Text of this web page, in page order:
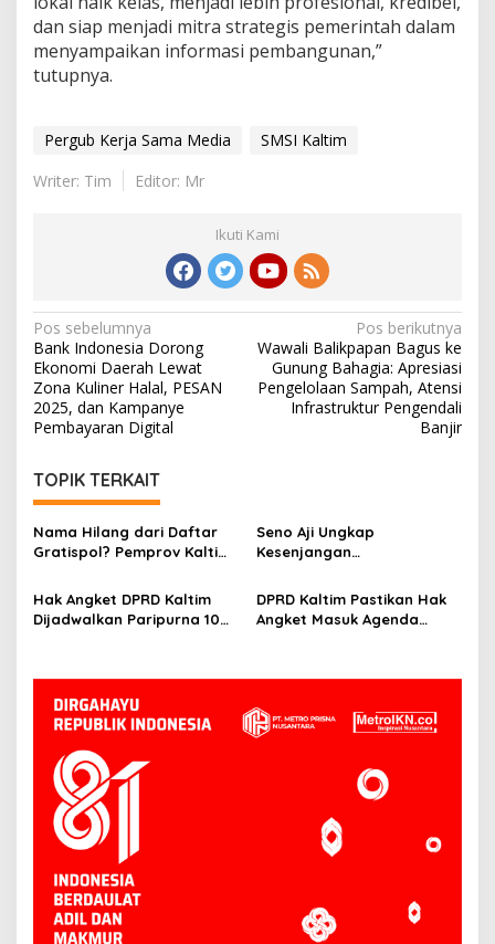
dan siap menjadi mitra strategis pemerintah dalam
menyampaikan informasi pembangunan,”
tutupnya.
Pergub Kerja Sama Media
SMSI Kaltim
Writer: Tim
Editor: Mr
Ikuti Kami
Navigasi
pos
Pos sebelumnya
Bank Indonesia Dorong
Ekonomi Daerah Lewat
Zona Kuliner Halal, PESAN
2025, dan Kampanye
Pembayaran Digital
Pos berikutnya
Wawali Balikpapan Bagus ke
Gunung Bahagia: Apresiasi
Pengelolaan Sampah, Atensi
Infrastruktur Pengendali
Banjir
TOPIK TERKAIT
Nama Hilang dari Daftar
Gratispol? Pemprov Kaltim
Penerima
Seno Aji Ungkap
Kesenjangan
Fokus Pembangunan ke
Depan
Hak Angket DPRD Kaltim
Dijadwalkan Paripurna 10
DPRD Kaltim Pastikan Hak
Angket Masuk Agenda